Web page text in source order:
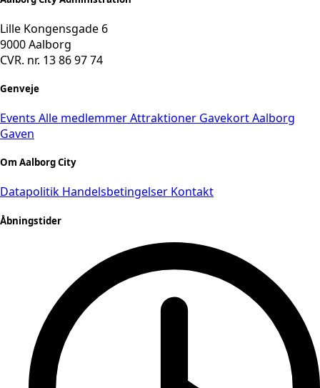
Lille Kongensgade 6
9000 Aalborg
CVR. nr. 13 86 97 74
Genveje
Events Alle medlemmerAttraktioner GavekortAalborg
Gaven
Om Aalborg City
Datapolitik Handelsbetingelser Kontakt
Åbningstider